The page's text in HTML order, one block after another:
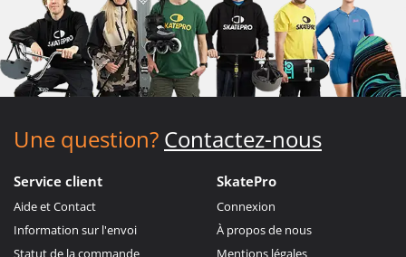
Une question? Contactez-nous
Service client
Aide et Contact
Information sur l'envoi
Statut de la commande
SkatePro
Connexion
À propos de nous
Mentions légales